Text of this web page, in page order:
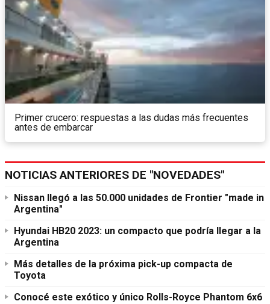
Primer crucero: respuestas a las dudas más frecuentes
antes de embarcar
NOTICIAS ANTERIORES DE "NOVEDADES"
Nissan llegó a las 50.000 unidades de Frontier "made in
Argentina"
Hyundai HB20 2023: un compacto que podría llegar a la
Argentina
Más detalles de la próxima pick-up compacta de
Toyota
Conocé este exótico y único Rolls-Royce Phantom 6x6